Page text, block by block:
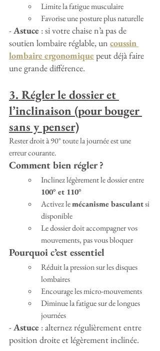
Limite la fatigue musculaire
Favorise une posture plus naturelle
- Astuce : si votre chaise n’a pas de
soutien lombaire réglable, un coussin
lombaire ergonomique peut déjà faire
une grande différence.
3. Régler le dossier et
l’inclinaison (pour bouger
sans y penser)
Rester droit à 90° toute la journée est une
erreur courante.
Comment bien régler ?
Inclinez légèrement le dossier entre
100° et 110°
Activez le mécanisme basculant si
disponible
Le dossier doit accompagner vos
mouvements, pas vous bloquer
Pourquoi c’est essentiel
Réduit la pression sur les disques
lombaires
Encourage les micro-mouvements
Diminue la fatigue sur de longues
journées
- Astuce : alternez régulièrement entre
position droite et légèrement inclinée.